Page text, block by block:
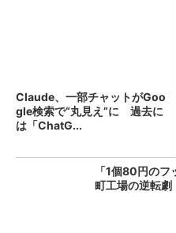
Claude、一部チャットがGoo
gle検索で“丸見え”に 過去に
は「ChatG...
「1個80円の
町工場の逆転